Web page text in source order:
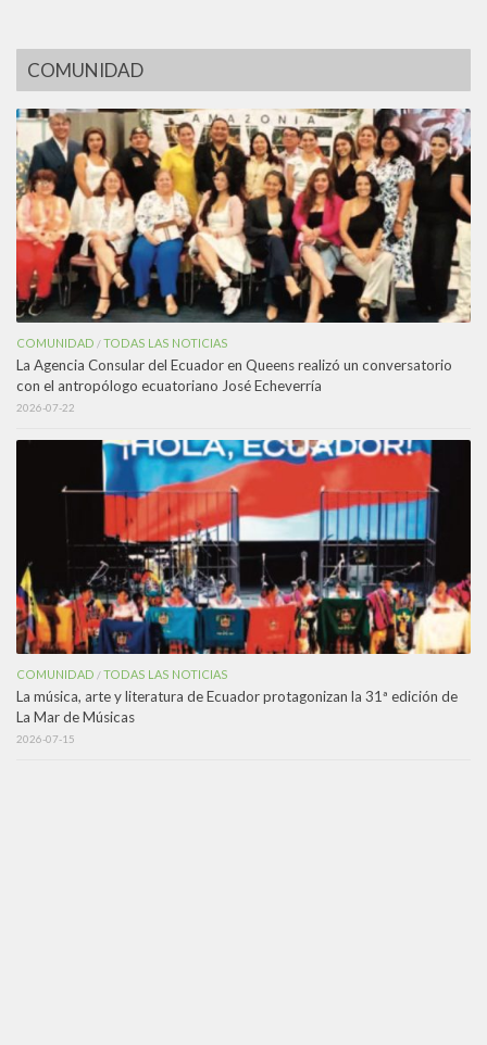
COMUNIDAD
COMUNIDAD /TODAS LAS NOTICIAS
La Agencia Consular del Ecuador en Queens realizó un conversatorio
con el antropólogo ecuatoriano José Echeverría
2026-07-22
COMUNIDAD /TODAS LAS NOTICIAS
La música, arte y literatura de Ecuador protagonizan la 31ª edición de
La Mar de Músicas
2026-07-15